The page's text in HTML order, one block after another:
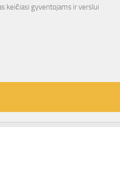
keičiasi gyventojams ir verslui